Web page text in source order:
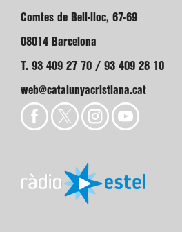
Comtes de Bell-lloc, 67-69
08014 Barcelona
T. 93 409 27 70 / 93 409 28 10
web@catalunyacristiana.cat